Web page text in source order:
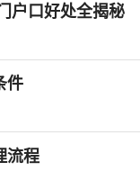
户口好处全揭秘
件
流程